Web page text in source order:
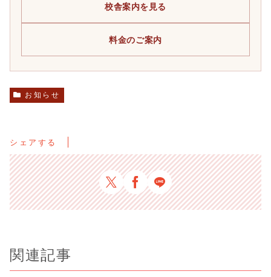
校舎案内を見る
料金のご案内
お知らせ
シェアする
関連記事